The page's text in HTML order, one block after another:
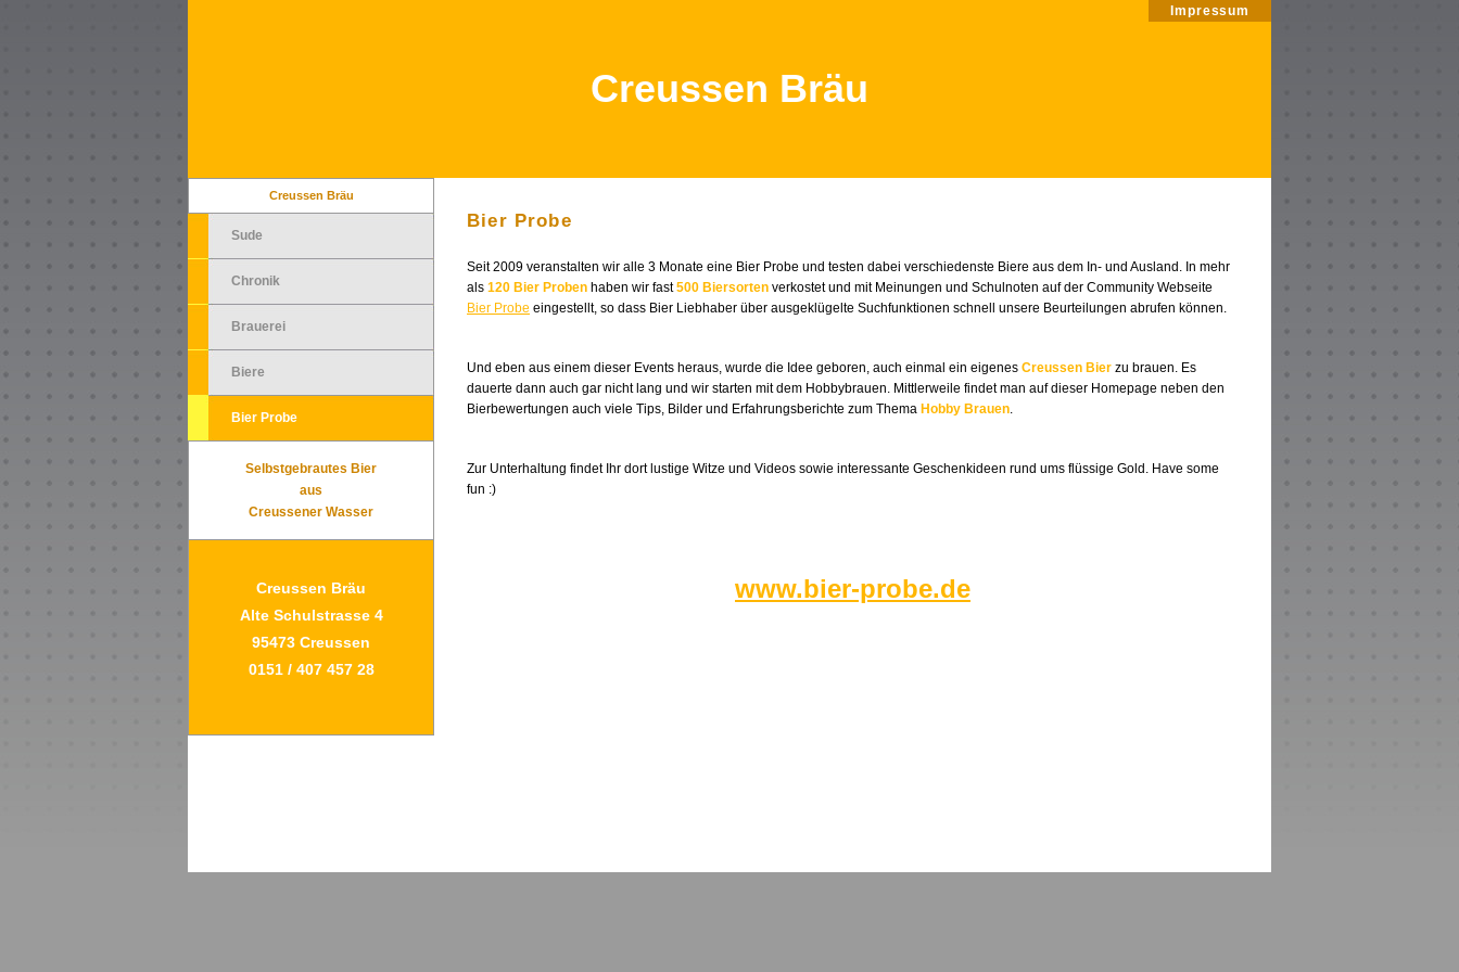
Bier Probe
Seit 2009 veranstalten wir alle 3 Monate eine Bier Probe und testen dabei verschiedenste Biere aus dem In- und Ausland. In mehr
als 120 Bier Proben haben wir fast500 Biersorten verkostet und mit Meinungen und Schulnoten auf der Community Webseite
Bier Probe eingestellt, so dass Bier Liebhaber über ausgeklügelte Suchfunktionen schnell unsere Beurteilungen abrufen können.
Und eben aus einem dieser Events heraus, wurde die Idee geboren, auch einmal ein eigenes Creussen Bier zu brauen. Es
dauerte dann auch gar nicht lang und wir starten mit dem Hobbybrauen. Mittlerweile findet man auf dieser Homepage neben den
Bierbewertungen auch viele Tips, Bilder und Erfahrungsberichte zum Thema Hobby Brauen.
Zur Unterhaltung findet Ihr dort lustige Witze und Videos sowie interessante Geschenkideen rund ums flüssige Gold. Have some
fun :)
www.bier-probe.de
Creussen Bräu
Impressum
Creussen Bräu
Sude
Chronik
Brauerei
Biere
Bier Probe
Selbstgebrautes Bier
aus
Creussener Wasser
Creussen Bräu
Alte Schulstrasse 4
95473 Creussen
0151 / 407 457 28